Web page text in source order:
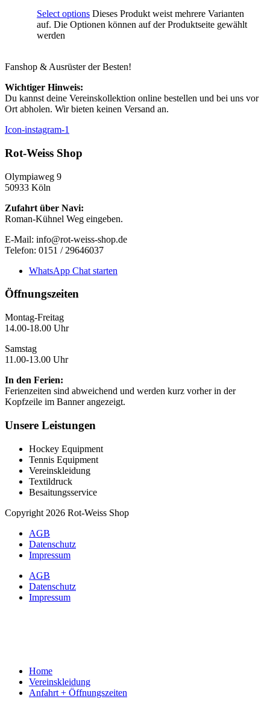
Select options Dieses Produkt weist mehrere Varianten
auf. Die Optionen können auf der Produktseite gewählt
werden
Fanshop & Ausrüster der Besten!
Wichtiger Hinweis:
Du kannst deine Vereinskollektion online bestellen und bei uns vor
Ort abholen. Wir bieten keinen Versand an.
Icon-instagram-1
Rot-Weiss Shop
Olympiaweg 9
50933 Köln
Zufahrt über Navi:
Roman-Kühnel Weg eingeben.
E-Mail: info@rot-weiss-shop.de
Telefon: 0151 / 29646037
WhatsApp Chat starten
Öffnungszeiten
Montag-Freitag
14.00-18.00 Uhr
Samstag
11.00-13.00 Uhr
In den Ferien:
Ferienzeiten sind abweichend und werden kurz vorher in der
Kopfzeile im Banner angezeigt.
Unsere Leistungen
Hockey Equipment
Tennis Equipment
Vereinskleidung
Textildruck
Besaitungsservice
Copyright 2026 Rot-Weiss Shop
AGB
Datenschutz
Impressum
AGB
Datenschutz
Impressum
Home
Vereinskleidung
Anfahrt + Öffnungszeiten